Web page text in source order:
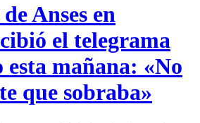
Anses en
el telegrama
esta mañana: «No
que sobraba»